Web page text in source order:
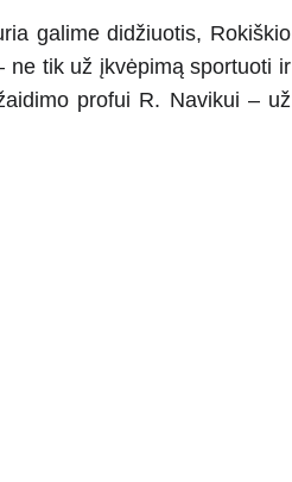
galime didžiuotis, Rokiškio
ne tik už įkvėpimą sportuoti ir
profui R. Navikui – už